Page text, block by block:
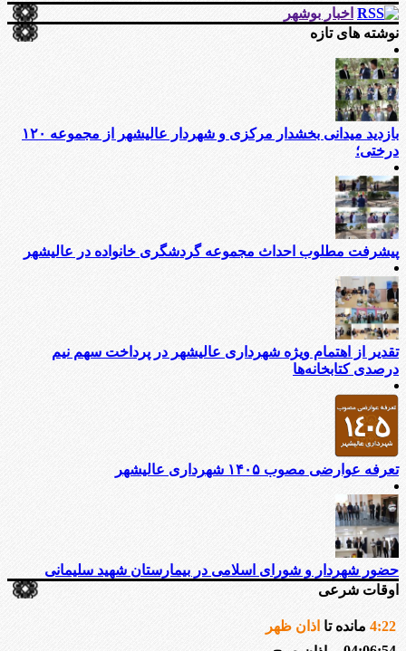
اخبار بوشهر
نوشته های تازه
بازدید میدانی بخشدار مرکزی و شهردار عالیشهر از مجموعه ۱۲۰
درختی؛
پیشرفت مطلوب احداث مجموعه گردشگری خانواده در عالیشهر
تقدیر از اهتمام ویژه شهرداری عالیشهر در پرداخت سهم نیم
درصدی کتابخانه‌ها
تعرفه عوارضی مصوب ۱۴۰۵ شهرداری عالیشهر
حضور شهردار و شورای اسلامی در بیمارستان شهید سلیمانی
اوقات شرعی
4:22 مانده تا اذان ظهر